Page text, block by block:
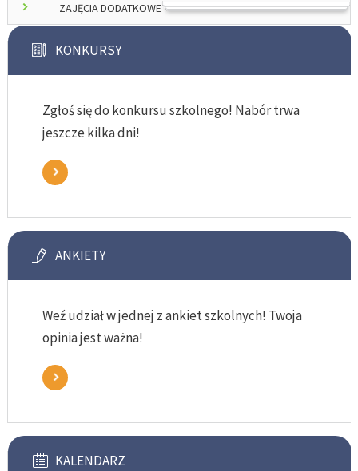
ZAJĘCIA DODATKOWE
KONKURSY
Zgłoś się do konkursu szkolnego! Nabór trwa
jeszcze kilka dni!
ANKIETY
Weź udział w jednej z ankiet szkolnych! Twoja
opinia jest ważna!
KALENDARZ